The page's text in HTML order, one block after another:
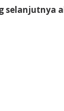
selanjutnya